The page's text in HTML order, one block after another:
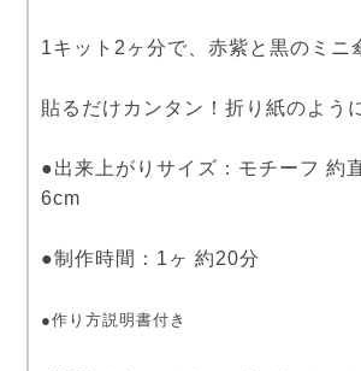
1キット2ヶ分で、赤紫と黒のミニ
貼るだけカンタン！折り紙のよう
●出来上がりサイズ：モチーフ 約
6cm
●制作時間：1ヶ 約20分
●作り方説明書付き